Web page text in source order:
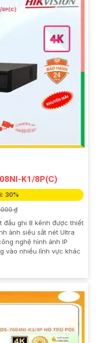
K1/8P(C)
30%
₫
đầu ghi 8 kênh được thiết
ảnh siêu sắt nét Ultra
nghệ hình ảnh IP
vào nhiều lĩnh vực khác